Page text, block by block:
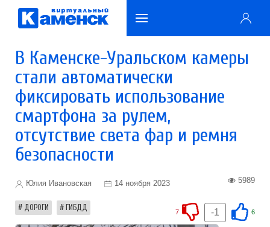
В Каменске-Уральском камеры
стали автоматически
фиксировать использование
смартфона за рулем,
отсутствие света фар и ремня
безопасности
Юлия Ивановская 14 ноября 2023 5989
ДОРОГИ ГИБДД 6
-1
7